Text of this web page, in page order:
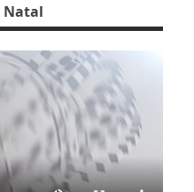
Natal